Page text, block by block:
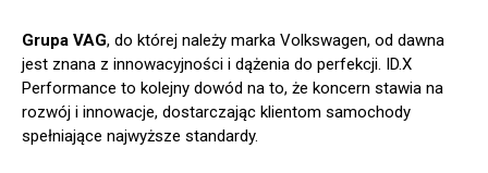
Grupa VAG, do której należy marka Volkswagen, od dawna
jest znana z innowacyjności i dążenia do perfekcji. ID.X
Performance to kolejny dowód na to, że koncern stawia na
rozwój i innowacje, dostarczając klientom samochody
spełniające najwyższe standardy.